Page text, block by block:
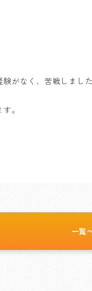
がなく、苦戦しました
。
一覧